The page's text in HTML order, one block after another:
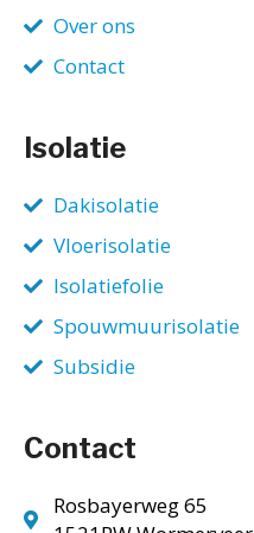
Over ons
Contact
Isolatie
Dakisolatie
Vloerisolatie
Isolatiefolie
Spouwmuurisolatie
Subsidie
Contact
Rosbayerweg 65